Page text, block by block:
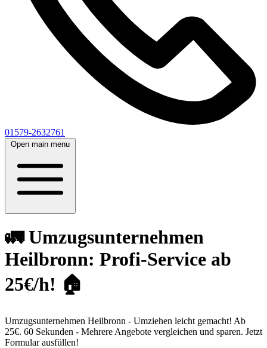
01579-2632761
Open main menu
🚛 Umzugsunternehmen
Heilbronn: Profi-Service ab
25€/h! 🏠
Umzugsunternehmen Heilbronn - Umziehen leicht gemacht! Ab
25€. 60 Sekunden - Mehrere Angebote vergleichen und sparen. Jetzt
Formular ausfüllen!